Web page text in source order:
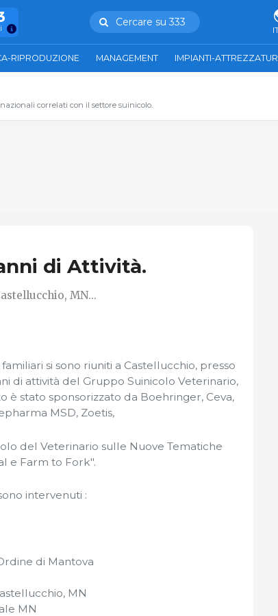
Cercare su 333
RIPRODUZIONE MANAGEMENT IMPIANTI-
correlati con il settore suinicolo.
di Attività.
MN...
si sono riuniti a Castellucchio, presso
di attività del Gruppo Suinicolo Veterinario,
è stato sponsorizzato da Boehringer, Ceva,
MSD, Zoetis,
del Veterinario sulle Nuove Tematiche
e Farm to Fork".
intervenuti :
di Mantova
MN
MN